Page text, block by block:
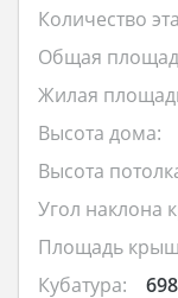
Количество
Общая
Жилая
Высота дома:
Высота
Угол наклона
Площадь
Кубатура: